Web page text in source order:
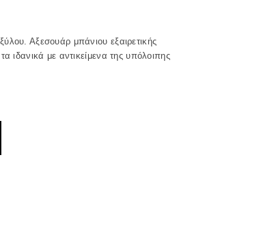
Αξεσουάρ μπάνιου εξαιρετικής
ιδανικά με αντικείμενα της υπόλοιπης